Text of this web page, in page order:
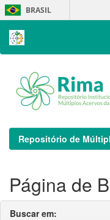
Skip
navigation
BRASIL
Repositório de
Página de
Buscar em: